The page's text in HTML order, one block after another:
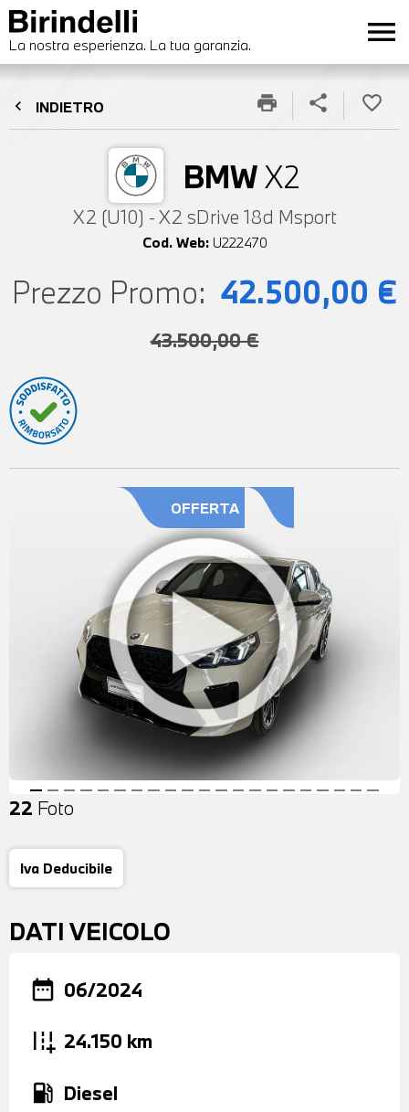
La nostra esperienza. La tua garanzia. menu
chevron_left INDIETRO
BMWX2
X2 (U10) - X2 sDrive 18d Msport
Cod. Web: U222470
print share favorite_border
Prezzo Promo: 42.500,00 €
43.500,00 €
OFFERTA
22 Foto
Iva Deducibile
DATI VEICOLO
date_range 06/2024
add_road 24.150 km
local_gas_station Diesel